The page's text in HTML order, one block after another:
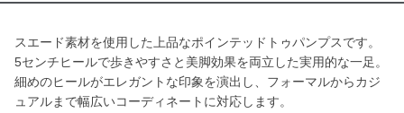
スエード素材を使用した上品なポインテッドトゥパンプスです。
5センチヒールで歩きやすさと美脚効果を両立した実用的な一足。
細めのヒールがエレガントな印象を演出し、フォーマルからカジ
ュアルまで幅広いコーディネートに対応します。